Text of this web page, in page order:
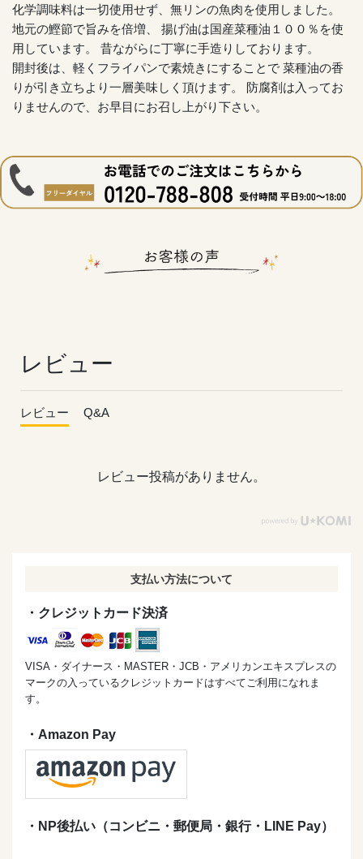
化学調味料は一切使用せず、無リンの魚肉を使用しました。
地元の鰹節で旨みを倍増、 揚げ油は国産菜種油１００％を使
用しています。 昔ながらに丁寧に手造りしております。
開封後は、軽くフライパンで素焼きにすることで 菜種油の香
りが引き立ちより一層美味しく頂けます。 防腐剤は入ってお
りませんので、お早目にお召し上がり下さい。
レビュー
レビュー Q&A
レビュー投稿がありません。
支払い方法について
・クレジットカード決済
VISA・ダイナース・MASTER・JCB・アメリカンエキスプレスの
マークの入っているクレジットカードはすべてご利用になれま
す。
・Amazon Pay
・NP後払い（コンビニ・郵便局・銀行・LINE Pay）